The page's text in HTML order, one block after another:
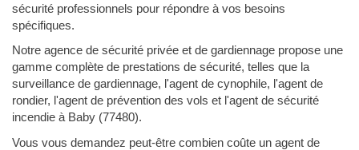
sécurité professionnels pour répondre à vos besoins
spécifiques.
Notre agence de sécurité privée et de gardiennage propose une
gamme complète de prestations de sécurité, telles que la
surveillance de gardiennage, l'agent de cynophile, l'agent de
rondier, l'agent de prévention des vols et l'agent de sécurité
incendie à Baby (77480).
Vous vous demandez peut-être combien coûte un agent de